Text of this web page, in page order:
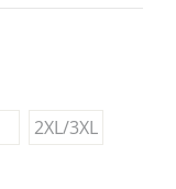
2XL/3XL